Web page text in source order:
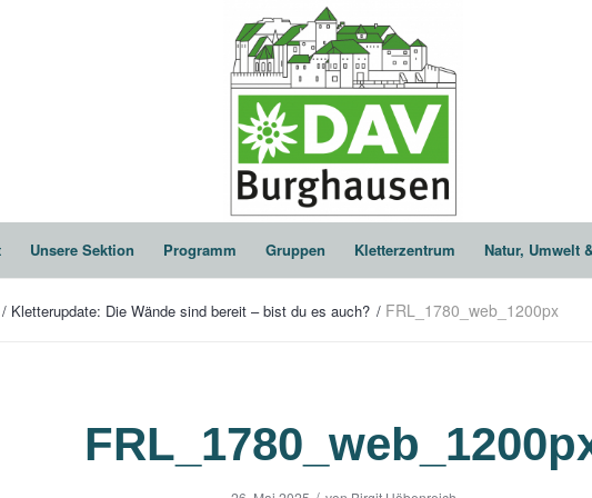
Unsere Sektion Programm Gruppen Kletterzentrum Natur, Umwelt
/ Kletterupdate: Die Wände sind bereit – bist du es auch? / FRL_1780_web_1200px